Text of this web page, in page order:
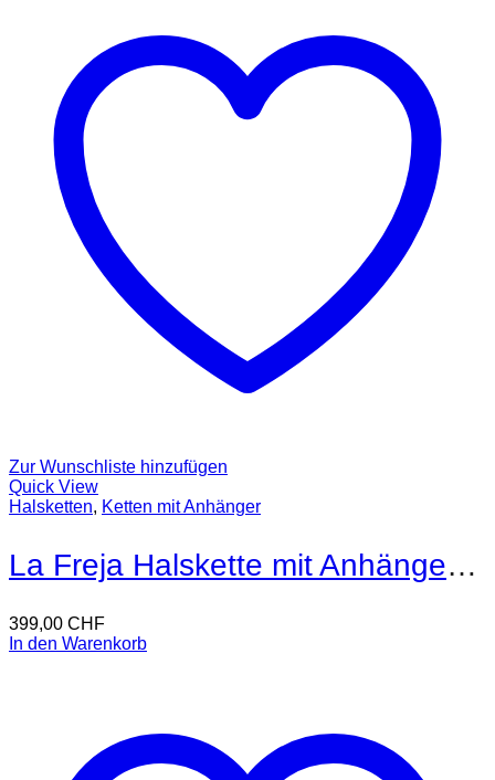
Zur Wunschliste hinzufügen
Quick View
Halsketten, Ketten mit Anhänger
La Freja Halskette mit Anhänger 18kt Gold
399,00 CHF
In den Warenkorb